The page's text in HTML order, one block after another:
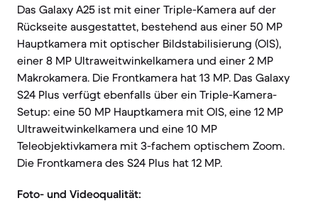
Das Galaxy A25 ist mit einer Triple-Kamera auf der
Rückseite ausgestattet, bestehend aus einer 50 MP
Hauptkamera mit optischer Bildstabilisierung (OIS),
einer 8 MP Ultraweitwinkelkamera und einer 2 MP
Makrokamera. Die Frontkamera hat 13 MP. Das Galaxy
S24 Plus verfügt ebenfalls über ein Triple-Kamera-
Setup: eine 50 MP Hauptkamera mit OIS, eine 12 MP
Ultraweitwinkelkamera und eine 10 MP
Teleobjektivkamera mit 3-fachem optischem Zoom.
Die Frontkamera des S24 Plus hat 12 MP.
Foto- und Videoqualität: